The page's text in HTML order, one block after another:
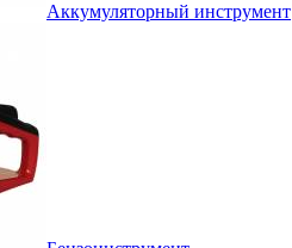
Аккумуляторный инструмент